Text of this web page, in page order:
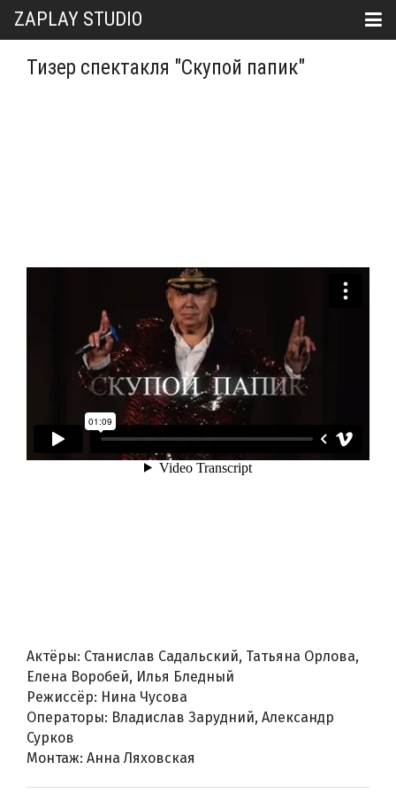
ZAPLAY STUDIO
Тизер спектакля "Скупой папик"
Актёры: Станислав Садальский, Татьяна Орлова,
Елена Воробей, Илья Бледный
Режиссёр: Нина Чусова
Операторы: Владислав Зарудний, Александр
Сурков
Монтаж: Анна Ляховская